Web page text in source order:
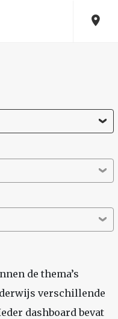
de thema’s
verschillende
dashboard bevat